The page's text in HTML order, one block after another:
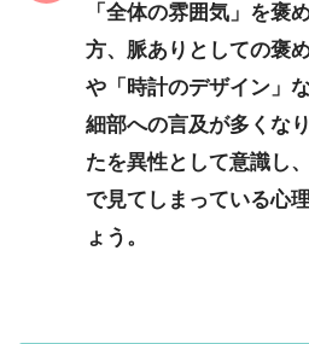
「全体の雰囲気」を褒
方、脈ありとしての褒
や「時計のデザイン」な
細部への言及が多くな
たを異性として意識し
で見てしまっている心
ょう。